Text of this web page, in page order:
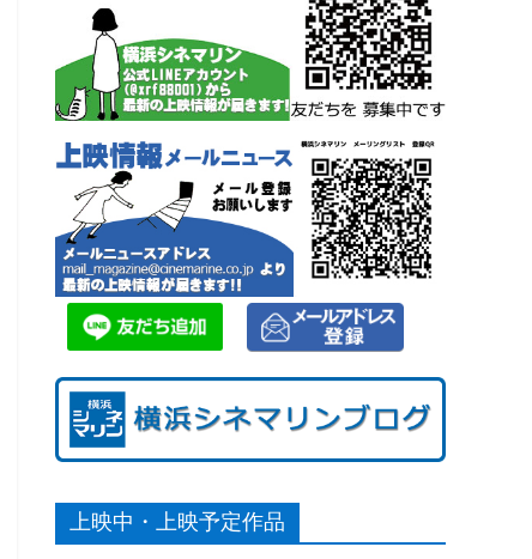
上映中・上映予定作品